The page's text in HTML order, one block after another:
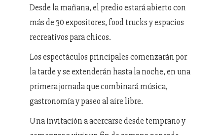
Desde la mañana, el predio estará abierto con
más de 30 expositores, food trucks y espacios
recreativos para chicos.
Los espectáculos principales comenzarán por
la tarde y se extenderán hasta la noche, en una
primera jornada que combinará música,
gastronomía y paseo al aire libre.
Una invitación a acercarse desde temprano y